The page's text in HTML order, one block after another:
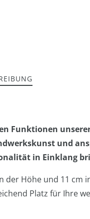
Funktionen
und
in Einklang
Höhe und 11 cm
Platz für Ihre